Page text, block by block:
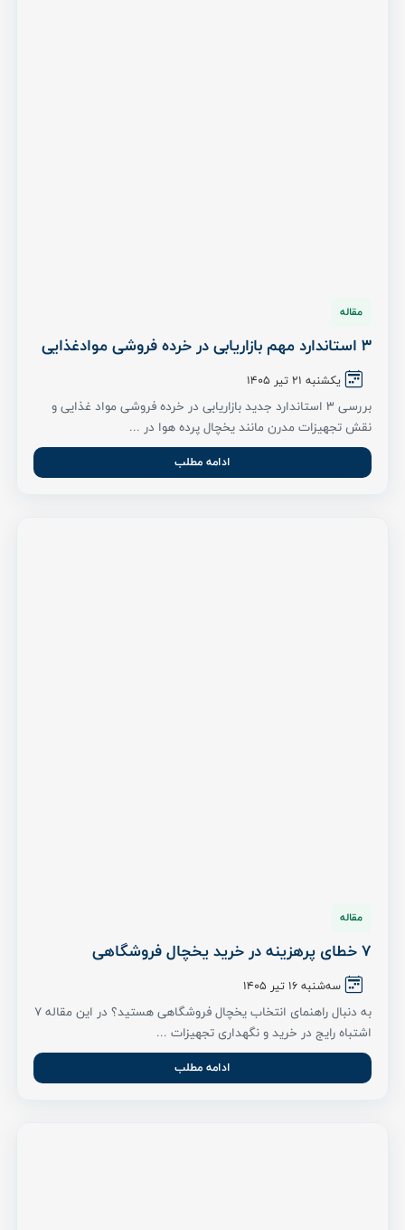
مقاله
3 استاندارد مهم بازاریابی در خرده فروشی موادغذایی
یکشنبه 21 تیر ۱۴۰۵
بررسی ۳ استاندارد جدید بازاریابی در خرده فروشی مواد غذایی و
نقش تجهیزات مدرن مانند یخچال پرده هوا در ...
ادامه مطلب
مقاله
7 خطای پرهزینه در خرید یخچال فروشگاهی
سه‌شنبه 16 تیر ۱۴۰۵
به دنبال راهنمای انتخاب یخچال فروشگاهی هستید؟ در این مقاله ۷
اشتباه رایج در خرید و نگهداری تجهیزات ...
ادامه مطلب